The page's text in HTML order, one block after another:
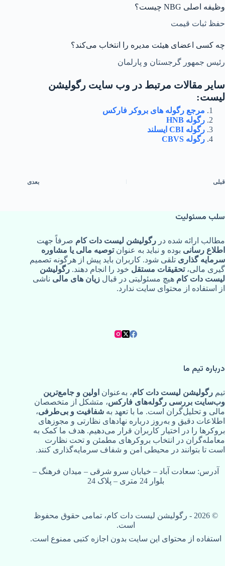
وظیفه اصلی NBG چیست؟
حفظ ثبات قیمت
چه کسی اعضای هیئت مدیره را انتخاب می‌کند؟
رئیس جمهور گرجستان و پارلمان
سایر مقالات مرتبط در وب سایت رگولیشن
لیست:
مرجع رگوله های بروکر فارکس
رگوله HNB‌
رگوله CBI‌ ایسلند
رگوله CBVS
قبلی بعدی
سلب مسئولیت
مطالب ارائه‌ شده در رگولیشن لیست دات کام صرفاً جهت
اطلاع‌ رسانی بوده و نباید به‌ عنوانتوصیه مالی یا مشاوره
سرمایه‌ گذاری تلقی شود. کاربران باید پیش از هرگونه تصمیم‌
گیری مالی،تحقیقات مستقل خود را انجام دهند. رگولیشن
لیست دات کام هیچ مسئولیتی در قبال زیان‌ های مالی ناشی
از استفاده از محتوای سایت ندارد.
درباره تیم ما
تیم رگولیشن لیست دات کام، به‌عنوان اولین و جامع‌ترین
وب‌سایت بررسی رگوله‌های فارکس، متشکل از متخصصان
مالی و تحلیل‌گران است. ما با تعهد به شفافیت و بی‌طرفی،
اطلاعات دقیق و به‌روز درباره نهادهای نظارتی و مجوزهای
بروکرها را در اختیار کاربران قرار می‌دهیم. هدف ما کمک به
معامله‌گران در انتخاب بروکرهای مطمئن و تحت نظارت
است تا بتوانند در محیطی امن و شفاف سرمایه‌گذاری کنند.
آدرس: سعادت آباد – خیابان سرو شرقی – میدان فرهنگ –
بلوار 24 متری – پلاک 24
© ‏2026 - رگولیشن لیست دات کام، تمامی حقوق محفوظ
است.
استفاده از محتوای این سایت بدون اجازه کتبی ممنوع است.